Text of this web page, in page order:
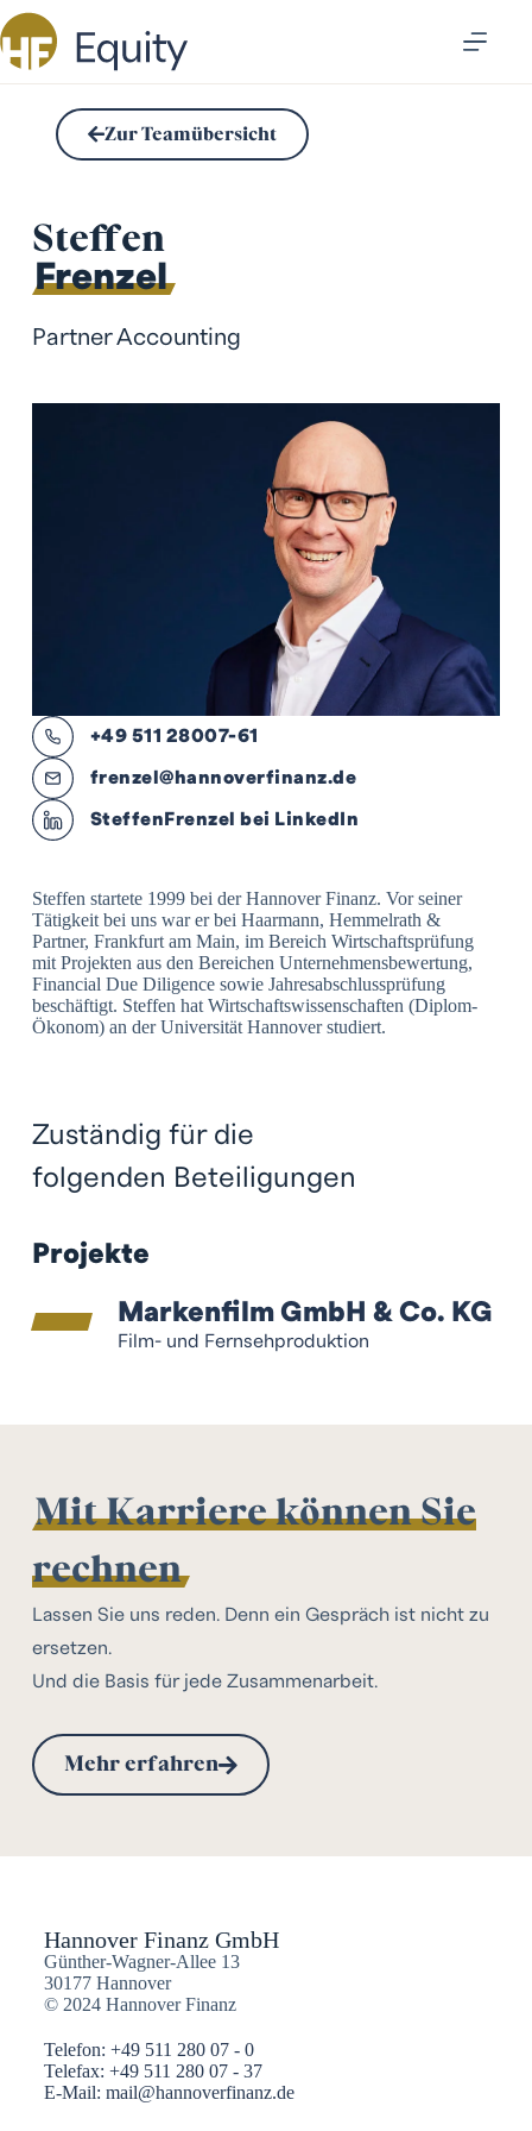
Zur Teamübersicht
Steffen
Frenzel
Partner Accounting
+49 511 28007-61
frenzel@hannoverfinanz.de
Steffen Frenzel bei LinkedIn
Steffen startete 1999 bei der Hannover Finanz. Vor seiner
Tätigkeit bei uns war er bei Haarmann, Hemmelrath &
Partner, Frankfurt am Main, im Bereich Wirtschaftsprüfung
mit Projekten aus den Bereichen Unternehmensbewertung,
Financial Due Diligence sowie Jahresabschlussprüfung
beschäftigt. Steffen hat Wirtschaftswissenschaften (Diplom-
Ökonom) an der Universität Hannover studiert.
Zuständig für die
folgenden Beteiligungen
Projekte
Markenfilm GmbH & Co. KG
Film- und Fernsehproduktion
Mit Karriere können Sie
rechnen
Lassen Sie uns reden. Denn ein Gespräch ist nicht zu
ersetzen.
Und die Basis für jede Zusammenarbeit.
Mehr erfahren
Hannover Finanz GmbH
Günther-Wagner-Allee 13
30177 Hannover
© 2024 Hannover Finanz
Telefon: +49 511 280 07 - 0
Telefax: +49 511 280 07 - 37
E-Mail: mail@hannoverfinanz.de